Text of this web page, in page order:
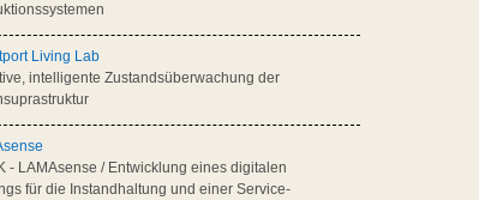
Living Lab
intelligente Zustandsüberwachung der
- LAMAsense / Entwicklung eines digitalen
für die Instandhaltung und einer Service-